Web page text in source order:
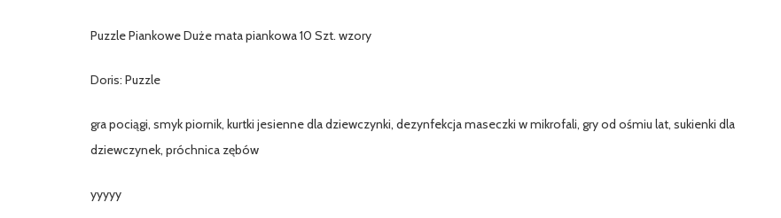
Puzzle Piankowe Duże mata piankowa 10 Szt. wzory
Doris: Puzzle
gra pociągi, smyk piornik, kurtki jesienne dla dziewczynki, dezynfekcja maseczki w mikrofali, gry od ośmiu lat, sukienki dla
dziewczynek, próchnica zębów
yyyyy